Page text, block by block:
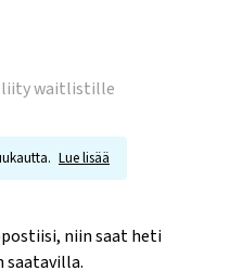
liity waitlistille
Lue lisää
niin saat heti